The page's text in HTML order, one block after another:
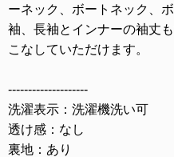
ーネック、ボートネック、
袖、長袖とインナーの袖丈
こなしていただけます。
--------------------
洗濯表示：洗濯機洗い可
透け感：なし
裏地：あり